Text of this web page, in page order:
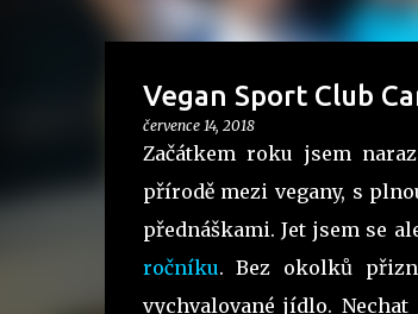
Vegan Sport Club
července 14, 2018
Začátkem roku jsem
přírodě mezi vegany, s
přednáškami. Jet jsem se
ročníku. Bez okolků
vychvalované jídlo.